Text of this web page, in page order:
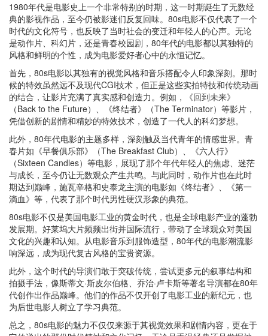
1980年代是电影史上一个非常特别的时期，这一时期诞生了无数经
典的影视作品，至今仍被影迷们反复回味。80s电影不仅代表了一个
时代的文化符号，也反映了当时社会的变迁和年轻人的心声。无论
是动作片、科幻片，还是青春校园剧，80年代的电影都以其独特的
风格和鲜明的个性，成为电影爱好者心中的永恒记忆。
首先，80s电影以其独有的视觉风格和音乐搭配令人印象深刻。那时
候的特效虽然远不及现代CGI技术，但正是这些实拍特技和传统动画
的结合，让影片充满了真实感和创造力。例如，《回到未来》
（Back to the Future）、《终结者》（The Terminator）等影片，
凭借创新的剧情和精妙的特效技术，创造了一代人的科幻梦想。
此外，80年代电影的主题多样，深刻触及当代青年的情感世界。青
春片如《早餐俱乐部》（The Breakfast Club）、《六人行》
（Sixteen Candles）等电影，展现了那个年代年轻人的焦虑、迷茫
与成长，至今仍让无数观众产生共鸣。与此同时，动作片也在此时
期达到巅峰，施瓦辛格和史泰龙主演的电影如《终结者》、《第一
滴血》等，代表了那个时代男性硬汉形象的典范。
80s电影不仅是美国电影工业的黄金时代，也是全球电影产业的蓬勃
发展期。好莱坞大片频频出街并国际流行，带动了全球观众对美国
文化的兴趣和认知。从电影音乐到服饰造型，80年代的电影潮流影
响深远，成为现代复古风格的宝贵资源。
此外，这个时代的导演们敢于突破传统，尝试更多元的叙事结构和
拍摄手法，像斯蒂文·斯皮尔伯格、乔治·卢卡斯等著名导演都在80年
代创作出作品巅峰。他们的作品不仅开创了电影工业的新纪元，也
为后世电影人树立了学习典范。
总之，80s电影的魅力不仅仅来源于其视觉效果和剧情内容，更在于